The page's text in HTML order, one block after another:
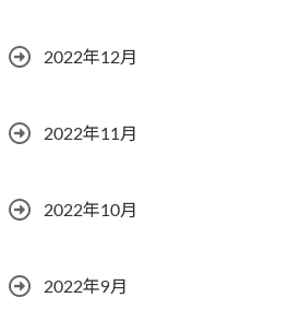
2022年12月
2022年11月
2022年10月
2022年9月